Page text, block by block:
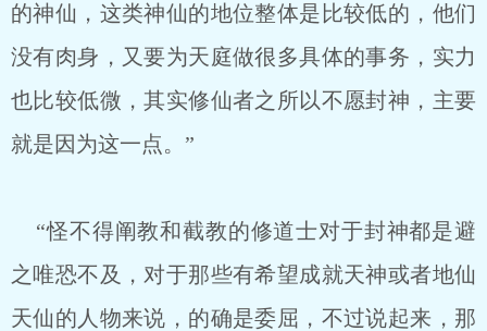
的神仙，这类神仙的地位整体是比较低的，他们
没有肉身，又要为天庭做很多具体的事务，实力
也比较低微，其实修仙者之所以不愿封神，主要
就是因为这一点。”
“怪不得阐教和截教的修道士对于封神都是避
之唯恐不及，对于那些有希望成就天神或者地仙
天仙的人物来说，的确是委屈，不过说起来，那